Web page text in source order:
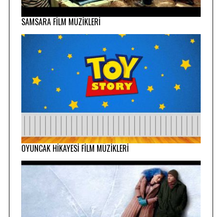
SAMSARA FİLM MÜZİKLERİ
OYUNCAK HİKAYESİ FİLM MÜZİKLERİ